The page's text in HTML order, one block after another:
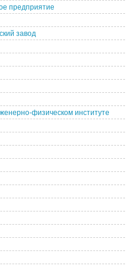
предприятие
завод
физическом институте